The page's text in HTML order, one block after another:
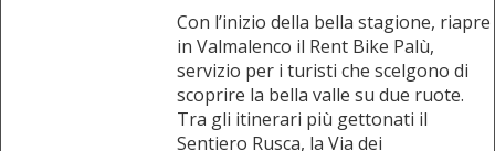
Con l’inizio della bella stagione, riapre
in Valmalenco il Rent Bike Palù,
servizio per i turisti che scelgono di
scoprire la bella valle su due ruote.
Tra gli itinerari più gettonati il
Sentiero Rusca, la Via dei